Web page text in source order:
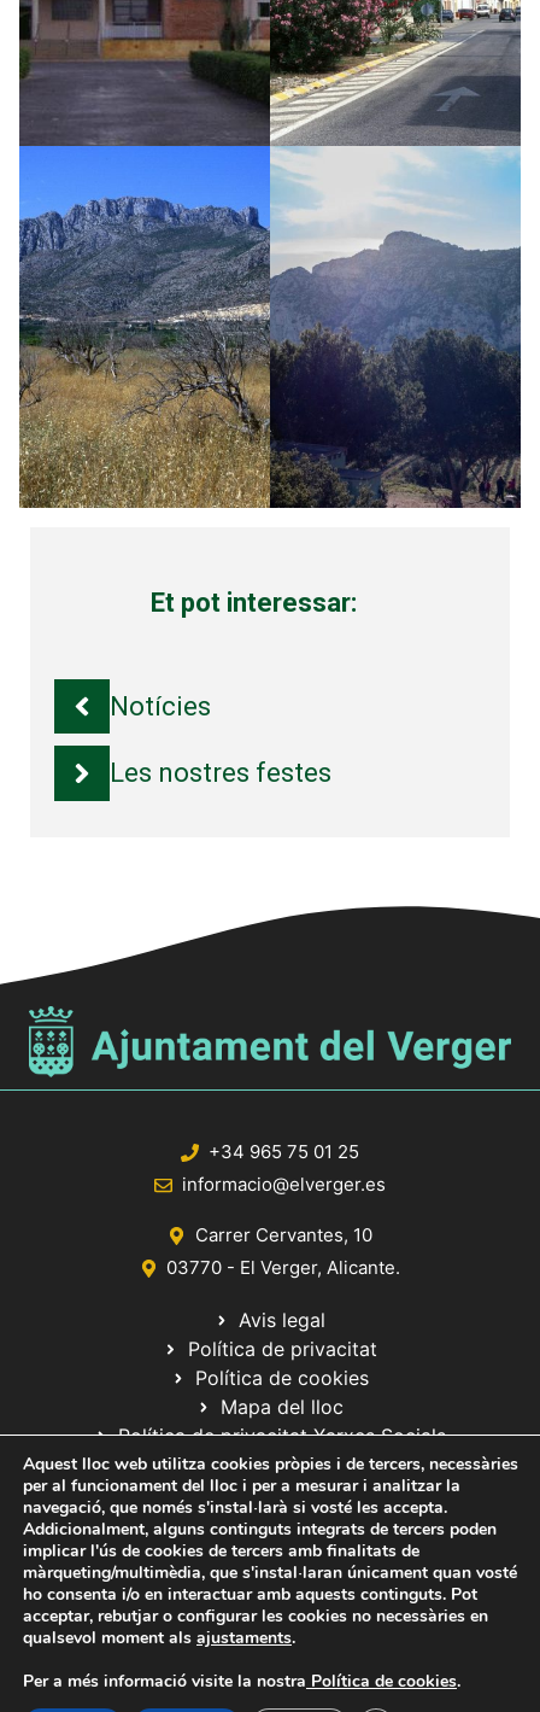
Et pot interessar:
Notícies
Les nostres festes
+34 965 75 01 25
informacio@elverger.es
Carrer Cervantes, 10
03770 - El Verger, Alicante.
Avis legal
Política de privacitat
Política de cookies
Mapa del lloc
Política de privacitat Xarxes Socials
© 2020 Web desarrollada por el Servicio de Informática de Diputación
de Alicante
Aquest lloc web utilitza cookies pròpies i de tercers, necessàries
per al funcionament del lloc i per a mesurar i analitzar la
navegació, que només s'instal·larà si vosté les accepta.
Addicionalment, alguns continguts integrats de tercers poden
implicar l'ús de cookies de tercers amb finalitats de
màrqueting/multimèdia, que s'instal·laran únicament quan vosté
ho consenta i/o en interactuar amb aquests continguts. Pot
acceptar, rebutjar o configurar les cookies no necessàries en
qualsevol moment als ajustaments.
Per a més informació visite la nostra Política de cookies.